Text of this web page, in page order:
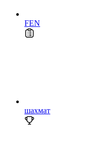
FEN
шахмат